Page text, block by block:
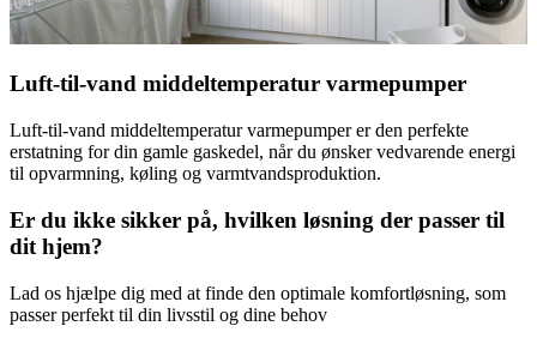
Luft-til-vand middeltemperatur varmepumper
Luft-til-vand middeltemperatur varmepumper er den perfekte
erstatning for din gamle gaskedel, når du ønsker vedvarende energi
til opvarmning, køling og varmtvandsproduktion.
Er du ikke sikker på, hvilken løsning der passer til
dit hjem?
Lad os hjælpe dig med at finde den optimale komfortløsning, som
passer perfekt til din livsstil og dine behov